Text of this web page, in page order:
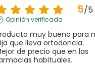
5/5
Opinión verificada
muy bueno para
que lleva ortodoncia.
de precio que en las
habituales.